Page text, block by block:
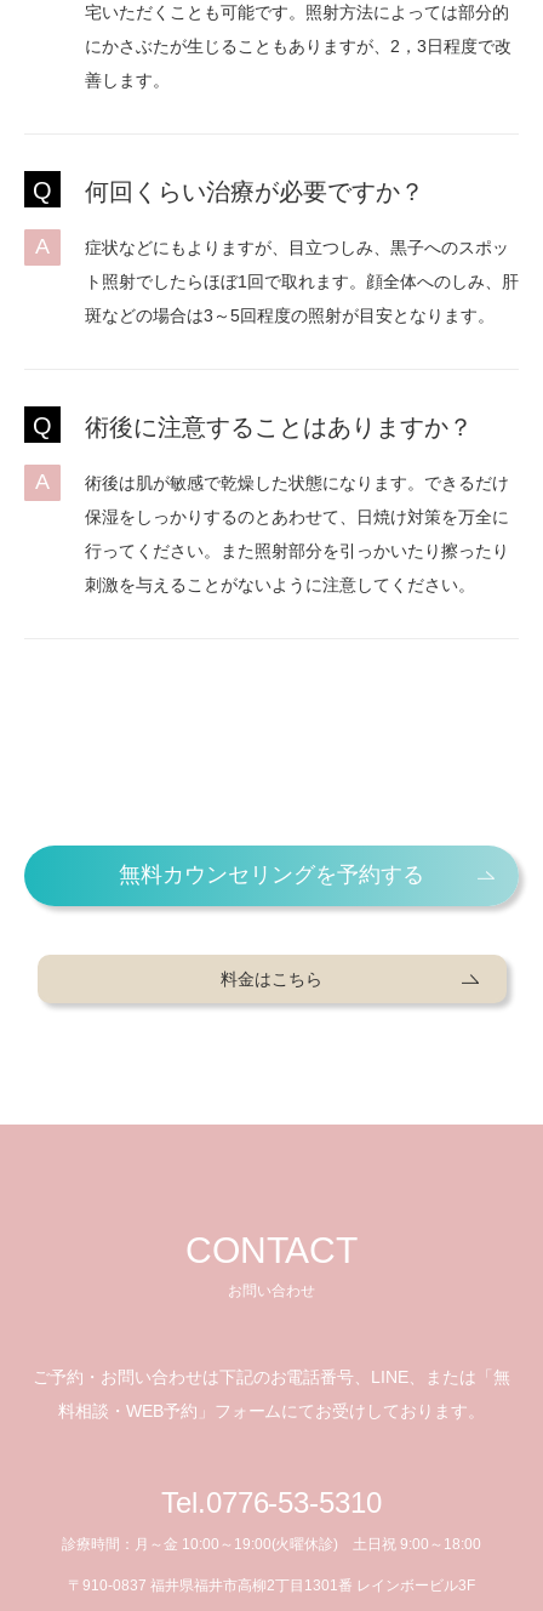
宅いただくことも可能です。照射方法によっては部分的
にかさぶたが生じることもありますが、2，3日程度で改
善します。
Q 何回くらい治療が必要ですか？
A
症状などにもよりますが、目立つしみ、黒子へのスポッ
ト照射でしたらほぼ1回で取れます。顔全体へのしみ、肝
斑などの場合は3～5回程度の照射が目安となります。
Q 術後に注意することはありますか？
A
術後は肌が敏感で乾燥した状態になります。できるだけ
保湿をしっかりするのとあわせて、日焼け対策を万全に
行ってください。また照射部分を引っかいたり擦ったり
刺激を与えることがないように注意してください。
無料カウンセリングを予約する
料金はこちら
CONTACT
お問い合わせ
ご予約・お問い合わせは下記のお電話番号、LINE、
または「無
料相談・WEB予約」フォームにてお受けしております。
Tel.0776-53-5310
診療時間：月～金 10:00～19:00(火曜休診) 土日祝 9:00～18:00
〒910-0837 福井県福井市高柳2丁目1301番 レインボービル3F